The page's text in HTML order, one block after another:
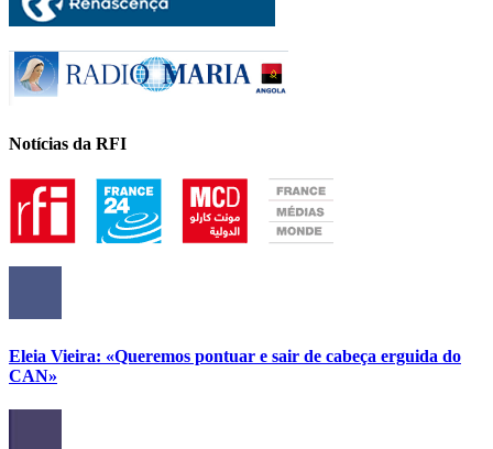
Notícias da RFI
Eleia Vieira: «Queremos pontuar e sair de cabeça erguida do
CAN»